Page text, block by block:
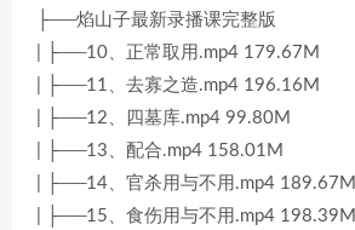
├──焰山子最新录播课完整版
| ├──10、正常取用.mp4 179.67M
| ├──11、去寡之造.mp4 196.16M
| ├──12、四墓库.mp4 99.80M
| ├──13、配合.mp4 158.01M
| ├──14、官杀用与不用.mp4 189.67M
| ├──15、食伤用与不用.mp4 198.39M